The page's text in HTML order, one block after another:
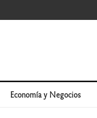
Economía y Negocios